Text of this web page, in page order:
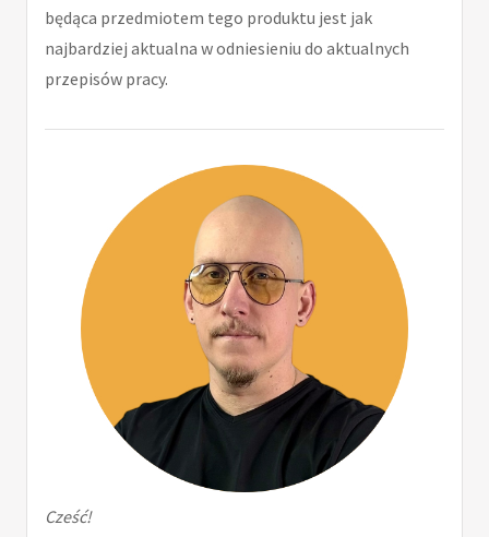
będąca przedmiotem tego produktu jest jak
najbardziej aktualna w odniesieniu do aktualnych
przepisów pracy.
Cześć!